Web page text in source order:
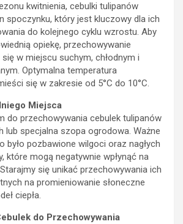
kwitnienia, cebulki tulipanów
spoczynku, który jest kluczowy dla ich
do kolejnego cyklu wzrostu. Aby
opiekę, przechowywanie
w miejscu suchym, chłodnym i
Optymalna temperatura
się w zakresie od 5°C do 10°C.
Miejsca
do przechowywania cebulek tulipanów
lub specjalna szopa ogrodowa. Ważne
było pozbawione wilgoci oraz nagłych
które mogą negatywnie wpłynąć na
się unikać przechowywania ich
na promieniowanie słoneczne
ciepła.
do Przechowywania